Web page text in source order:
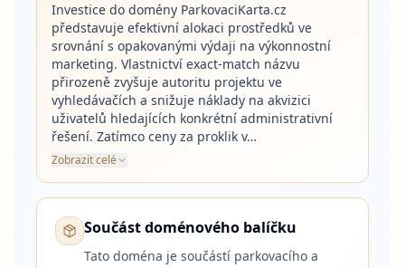
Investice do domény ParkovaciKarta.cz
představuje efektivní alokaci prostředků ve
srovnání s opakovanými výdaji na výkonnostní
marketing. Vlastnictví exact-match názvu
přirozeně zvyšuje autoritu projektu ve
vyhledávačích a snižuje náklady na akvizici
uživatelů hledajících konkrétní administrativní
řešení. Zatímco ceny za proklik v…
Zobrazit celé
Součást doménového balíčku
Tato doména je součástí parkovacího a